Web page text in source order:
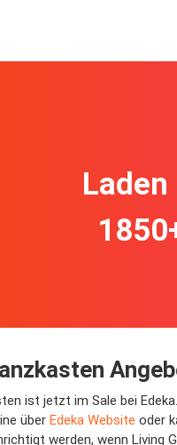
ist jetzt im Sale bei
über Edeka Website oder
werden, wenn Living